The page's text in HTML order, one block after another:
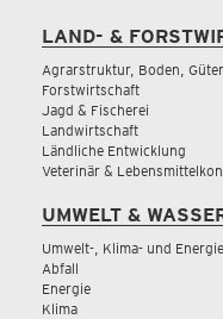
LAND- &
Agrarstruktur, Boden,
Forstwirtschaft
Jagd & Fischerei
Landwirtschaft
Ländliche Entwicklung
Veterinär &
UMWELT &
Umwelt-, Klima- und
Abfall
Energie
Klima